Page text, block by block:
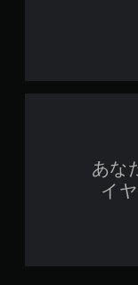
おしゃれで大好きです。 推理や調査の難易度
が、少し考えない
す。事件を解決す
いけるので最初ほど
突き進んでいれば
シャーロックの整
あな
イ